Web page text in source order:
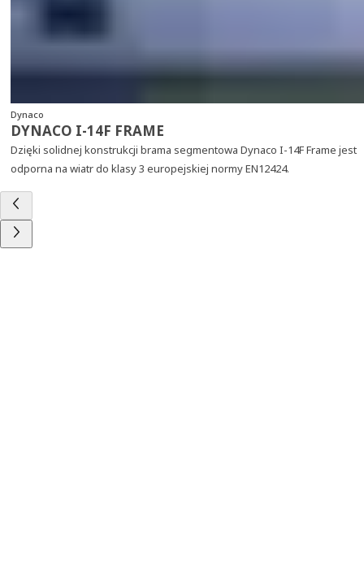
Dynaco
DYNACO I-14F FRAME
Dzięki solidnej konstrukcji brama segmentowa Dynaco I-14F Frame jest
odporna na wiatr do klasy 3 europejskiej normy EN12424.